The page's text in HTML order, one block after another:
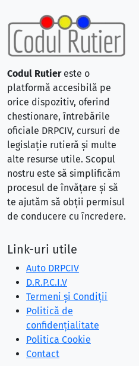
Codul Rutiereste o
platformă accesibilă pe
orice dispozitiv, oferind
chestionare, întrebările
oficiale DRPCIV, cursuri de
legislație rutieră și multe
alte resurse utile. Scopul
nostru este să simplificăm
procesul de învățare și să
te ajutăm să obții permisul
de conducere cu încredere.
Link-uri utile
Auto DRPCIV
D.R.P.C.I.V
Termeni și Condiții
Politică de
confidențialitate
Politica Cookie
Contact